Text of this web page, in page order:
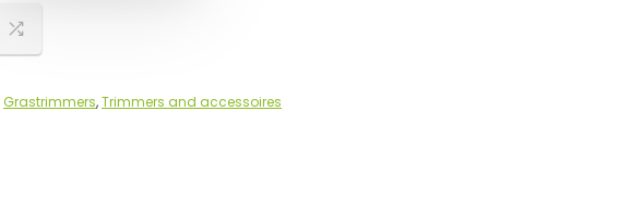
Grastrimmers,Trimmers and accessoires